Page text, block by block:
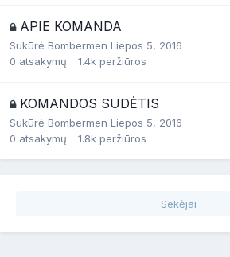
APIE KOMANDA
Sukūrė Bombermen Liepos 5, 2016
0 atsakymų 1.4k peržiūros
KOMANDOS SUDĖTIS
Sukūrė Bombermen Liepos 5, 2016
0 atsakymų 1.8k peržiūros
Sekėjai